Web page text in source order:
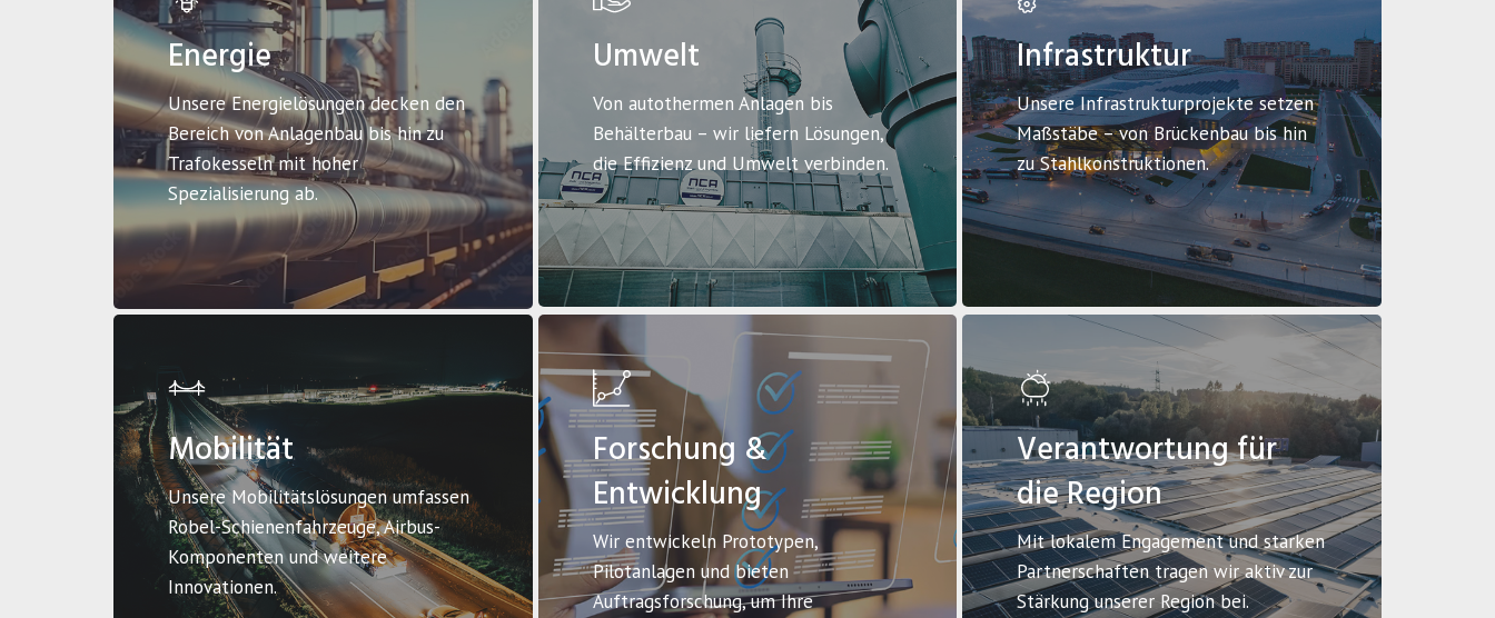
Energie
Unsere Energielösungen decken den
Bereich von Anlagenbau bis hin zu
Trafokesseln mit hoher
Spezialisierung ab.
Umwelt
Von autothermen Anlagen bis
Behälterbau – wir liefern Lösungen,
die Effizienz und Umwelt verbinden.
Infrastruktur
Unsere Infrastrukturprojekte setzen
Maßstäbe – von Brückenbau bis hin
zu Stahlkonstruktionen.
Mobilität
Unsere Mobilitätslösungen umfassen
Robel-Schienenfahrzeuge, Airbus-
Komponenten und weitere
Innovationen.
Forschung &
Entwicklung
Wir entwickeln Prototypen,
Pilotanlagen und bieten
Auftragsforschung, um Ihre
Verantwortung für
die Region
Mit lokalem Engagement und starken
Partnerschaften tragen wir aktiv zur
Stärkung unserer Region bei.